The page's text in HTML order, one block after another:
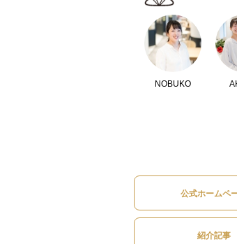
NOBUKO
公式ホームペ
紹介記事